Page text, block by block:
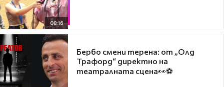
08:16
Бербо смени терена: от „Олд
Трафорд“ директно на
театралната сцена👀⚽